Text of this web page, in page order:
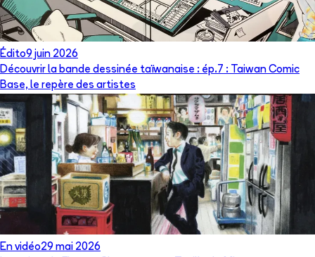
Édito9 juin 2026
Découvrir la bande dessinée taïwanaise : ép.7 : Taiwan Comic
Base, le repère des artistes
En vidéo29 mai 2026